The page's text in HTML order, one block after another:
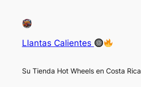
Llantas Calientes
Su Tienda Hot Wheels en Costa Rica